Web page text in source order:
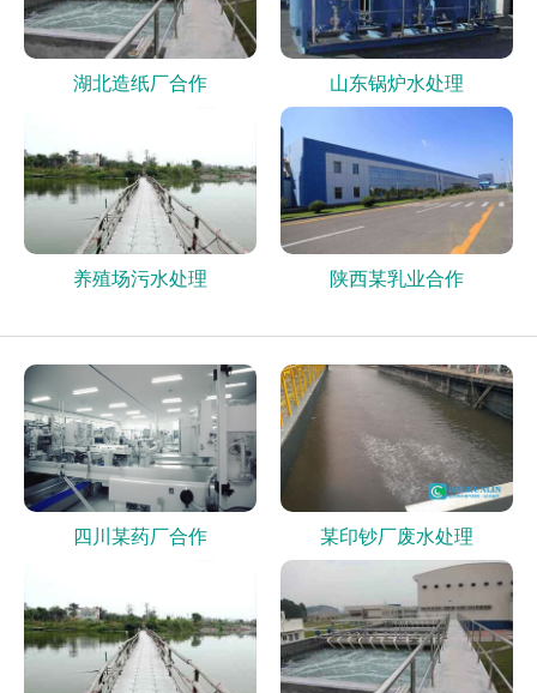
湖北造纸厂合作 山东锅炉水处理
养殖场污水处理 陕西某乳业合作
四川某药厂合作 某印钞厂废水处理